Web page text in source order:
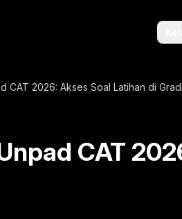
CAT 2026: Akses Soal Latihan di
CAT